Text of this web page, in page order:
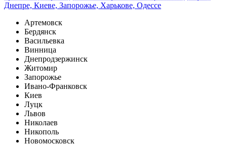
Артемовск
Бердянск
Васильевка
Винница
Днепродзержинск
Житомир
Запорожье
Ивано-Франковск
Киев
Луцк
Львов
Николаев
Никополь
Новомосковск